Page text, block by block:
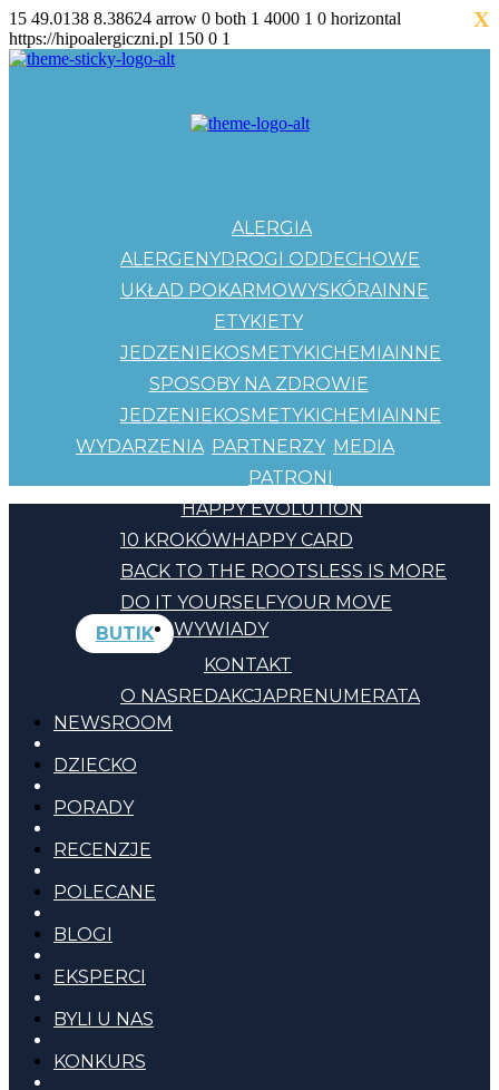
15 49.0138 8.38624 arrow 0 both 1 4000 1 0 horizontal
https://hipoalergiczni.pl 150 0 1
ALERGIA
ALERGENYDROGI ODDECHOWE
UKŁAD POKARMOWYSKÓRAINNE
ETYKIETY
JEDZENIEKOSMETYKICHEMIAINNE
SPOSOBY NA ZDROWIE
JEDZENIEKOSMETYKICHEMIAINNE
WYDARZENIA PARTNERZY
PATRONI
MEDIA
HAPPY EVOLUTION
10 KROKÓWHAPPY CARD
BACK TO THE ROOTSLESS IS MORE
DO IT YOURSELFYOUR MOVE
BUTIK
KONTAKT
O NASREDAKCJAPRENUMERATA
WYWIADY
NEWSROOM
DZIECKO
PORADY
RECENZJE
POLECANE
BLOGI
EKSPERCI
BYLI U NAS
KONKURS
X